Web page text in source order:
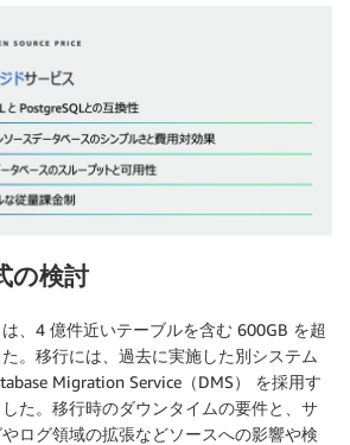
の検討
、4 億件近いテーブルを含む 600GB を超
。移行には、過去に実施した別システム
Migration Service（DMS） を採用す
た。移行時のダウンタイムの要件と、サ
ログ領域の拡張などソースへの影響や検